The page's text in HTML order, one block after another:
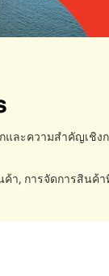
และความสำคัญเชิง
ค้า, การจัดการสินค้า